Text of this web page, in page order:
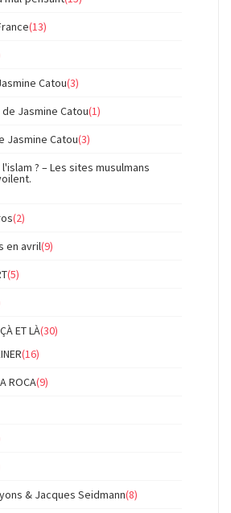
(13)
Catou(3)
Jasmine Catou(1)
Jasmine Catou(3)
? – Les sites musulmans
(2)
en avril(9)
(5)
ET LÀ(30)
(16)
ROCA(9)
& Jacques Seidmann(8)